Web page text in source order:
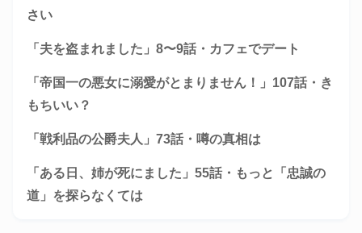
さい
「夫を盗まれました」8〜9話・カフェでデート
「帝国一の悪女に溺愛がとまりません！」107話・き
もちいい？
「戦利品の公爵夫人」73話・噂の真相は
「ある日、姉が死にました」55話・もっと「忠誠の
道」を探らなくては